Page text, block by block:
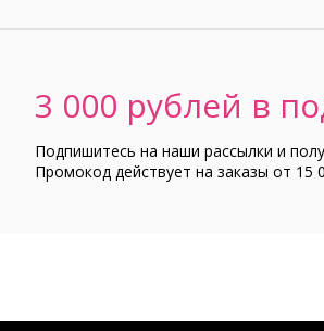
3 000 рублей в
Подпишитесь на наши рассылки и
Промокод действует на заказы от 15